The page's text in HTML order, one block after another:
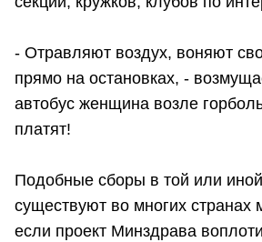
- Отравляют воздух, воняют
прямо на остановках, -
автобус женщина возле
платят!
Подобные сборы в той или
существуют во многих странах
если проект Минздрава